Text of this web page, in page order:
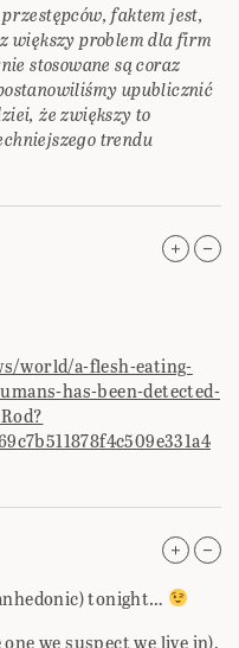
faktem jest,
większy problem dla firm
stosowane są coraz
upublicznić
że zwiększy to
trendu
world/a-flesh-eating-
has-been-detected-
tonight…
we suspect we live in),